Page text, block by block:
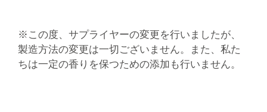
※この度、サプライヤーの変更を行いましたが、
製造方法の変更は一切ございません。また、私た
ちは一定の香りを保つための添加も行いません。